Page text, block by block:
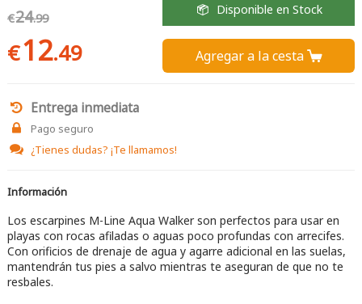
€24.99
€12.49
Disponible en Stock
Agregar a la cesta 
Entrega inmediata
Pago seguro
¿Tienes dudas? ¡Te llamamos!
Información
Los escarpines M-Line Aqua Walker son perfectos para usar en
playas con rocas afiladas o aguas poco profundas con arrecifes.
Con orificios de drenaje de agua y agarre adicional en las suelas,
mantendrán tus pies a salvo mientras te aseguran de que no te
resbales.